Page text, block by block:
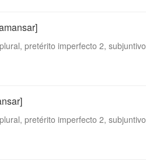
pretérito imperfecto 2, subjuntivo
pretérito imperfecto 2, subjuntivo